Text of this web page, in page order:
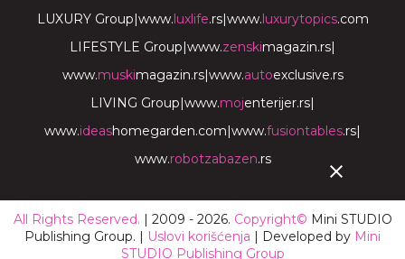
LUXURY Group|www.luxlife.rs|www.luxurytopics.com
LIFESTYLE Group|www.zenskimagazin.rs|
www.muskimagazin.rs|www.autoexclusive.rs
LIVING Group|www.mojenterijer.rs|
www.ideashomegarden.com|www.fusiontables.rs|
www.robotzabazen.rs
All Rights Reserved. | 2009 - 2026. Copyright© Mini STUDIO
Publishing Group. | Uslovi korišćenja | Developed by Mini
STUDIO Publishing Group